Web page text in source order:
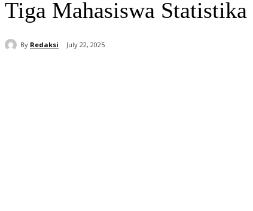
Tiga Mahasiswa
By Redaksi July 22, 2025